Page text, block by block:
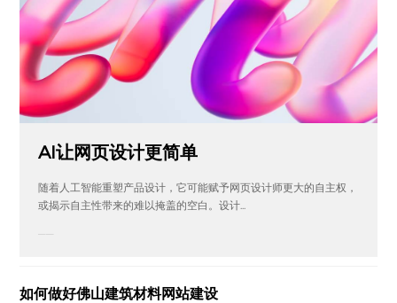
AI让网页设计更简单
随着人工智能重塑产品设计，它可能赋予网页设计师更大的自主权，
或揭示自主性带来的难以掩盖的空白。设计...
——
如何做好佛山建筑材料网站建设